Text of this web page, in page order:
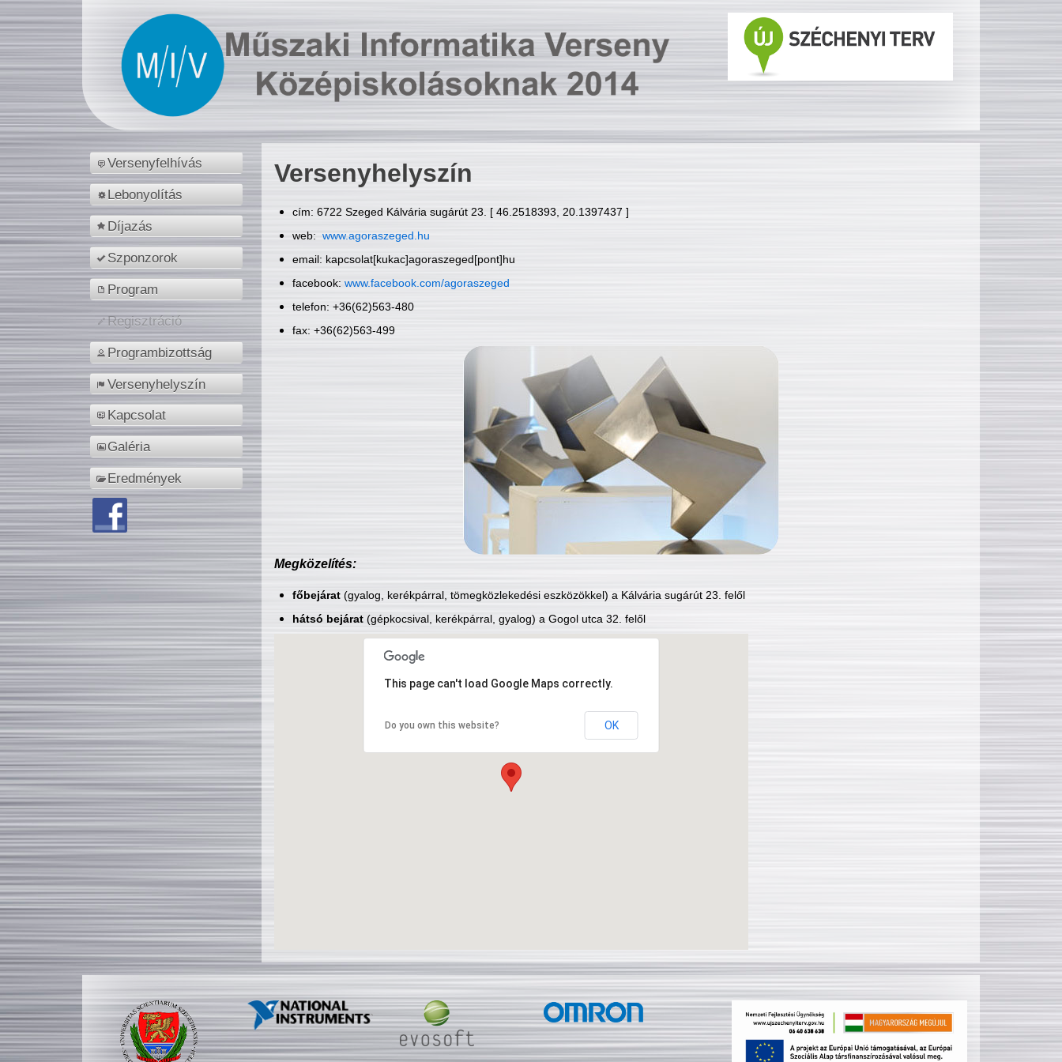
Versenyfelhívás
Lebonyolítás
Díjazás
Szponzorok
Program
Regisztráció
Programbizottság
Versenyhelyszín
Kapcsolat
Galéria
Eredmények
Versenyhelyszín
cím: 6722 Szeged Kálvária sugárút 23. [ 46.2518393, 20.1397437 ]
web: www.agoraszeged.hu
email: kapcsolat[kukac]agoraszeged[pont]hu
facebook: www.facebook.com/agoraszeged
telefon: +36(62)563-480
fax: +36(62)563-499
Megközelítés:
főbejárat(gyalog, kerékpárral, tömegközlekedési eszközökkel) a Kálvária sugárút 23. felől
hátsó bejárat(gépkocsival, kerékpárral, gyalog) a Gogol utca 32. felől
This page can't load Google Maps correctly.
Do you own this website? OK